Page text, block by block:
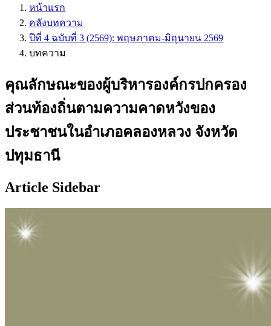
หน้าแรก
คลังบทความ
ปีที่ 4 ฉบับที่ 3 (2569): พฤษภาคม-มิถุนายน 2569
บทความ
คุณลักษณะของผู้บริหารองค์กรปกครอง
ส่วนท้องถิ่นตามความคาดหวังของ
ประชาชนในอำเภอคลองหลวง จังหวัด
ปทุมธานี
Article Sidebar